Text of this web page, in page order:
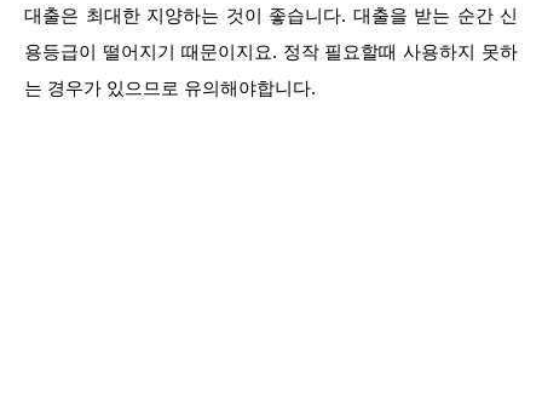
대출은 최대한 지양하는 것이 좋습니다. 대출을 받는 순간 신
용등급이 떨어지기 때문이지요. 정작 필요할때 사용하지 못하
는 경우가 있으므로 유의해야합니다.